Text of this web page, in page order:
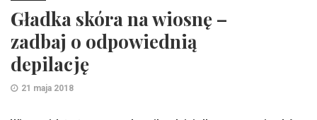
Gładka skóra na wiosnę –
zadbaj o odpowiednią
depilację
21 maja 2018